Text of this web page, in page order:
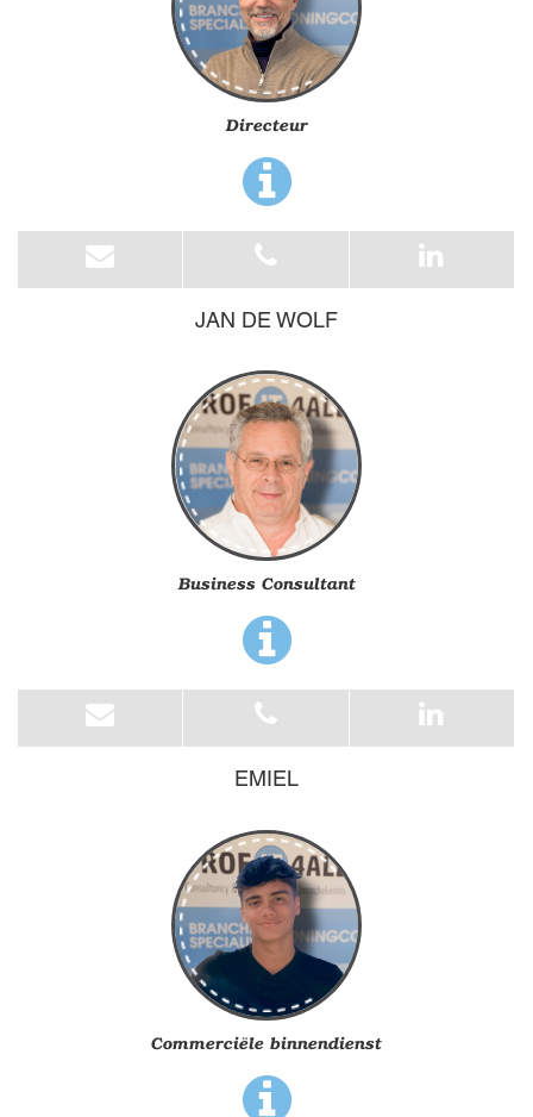
Directeur
JAN DE WOLF
Business Consultant
EMIEL
Commerciële binnendienst